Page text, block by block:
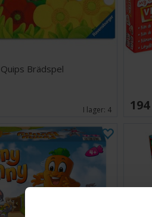
Quips Brädspel
I lager: 4 194